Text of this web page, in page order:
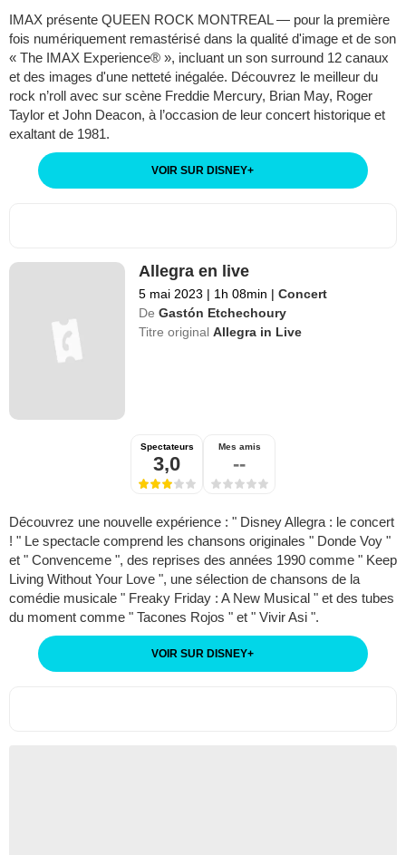
IMAX présente QUEEN ROCK MONTREAL — pour la première
fois numériquement remastérisé dans la qualité d'image et de son
« The IMAX Experience® », incluant un son surround 12 canaux
et des images d'une netteté inégalée. Découvrez le meilleur du
rock n’roll avec sur scène Freddie Mercury, Brian May, Roger
Taylor et John Deacon, à l’occasion de leur concert historique et
exaltant de 1981.
VOIR SUR DISNEY+
Allegra en live
5 mai 2023 | 1h 08min | Concert
De Gastón Etchechoury
Titre originalAllegra in Live
Spectateurs
3,0
Mes amis
--
Découvrez une nouvelle expérience : " Disney Allegra : le concert
! " Le spectacle comprend les chansons originales " Donde Voy "
et " Convenceme ", des reprises des années 1990 comme " Keep
Living Without Your Love ", une sélection de chansons de la
comédie musicale " Freaky Friday : A New Musical " et des tubes
du moment comme " Tacones Rojos " et " Vivir Asi ".
VOIR SUR DISNEY+